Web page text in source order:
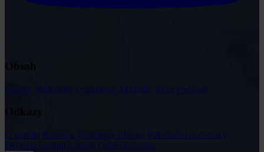
Články Judikatura Legislativa Aktuality Akce Podcasty
O portálu Redakce Podmínky užívání Publikační podmínky
Ochrana osobních údajů Odběr časopisu